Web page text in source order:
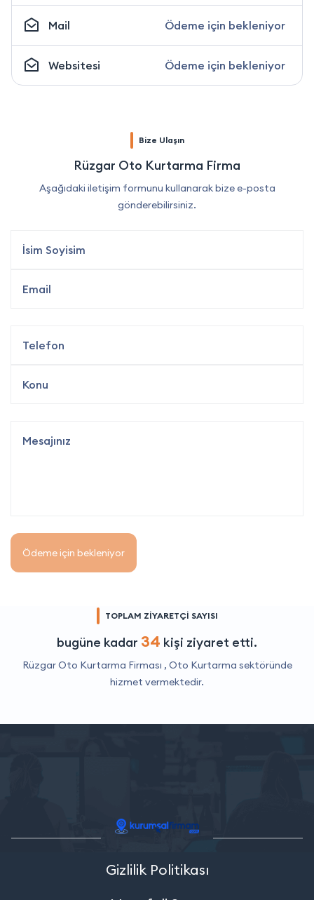
Mail Ödeme için bekleniyor
Websitesi Ödeme için bekleniyor
Bize Ulaşın
Rüzgar Oto Kurtarma Firma
Aşağıdaki iletişim formunu kullanarak bize e-posta
gönderebilirsiniz.
Ödeme için bekleniyor
TOPLAM ZİYARETÇİ SAYISI
bugüne kadar 34 kişi ziyaret etti.
Rüzgar Oto Kurtarma Firması , Oto Kurtarma sektöründe
hizmet vermektedir.
Gizlilik Politikası